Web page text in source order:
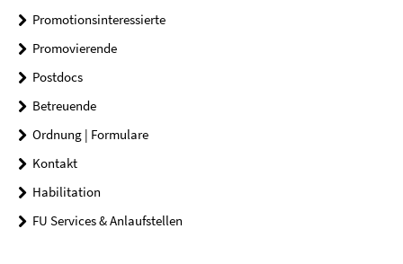
Promotionsinteressierte
Promovierende
Postdocs
Betreuende
Ordnung | Formulare
Kontakt
Habilitation
FU Services & Anlaufstellen